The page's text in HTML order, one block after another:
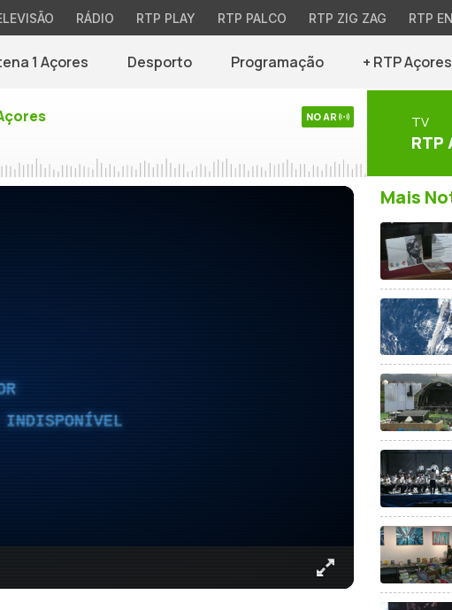
RÁDIO RTP PLAY RTP PALCO RTP ZIG ZAG RTP
1 Açores Desporto Programação + RTP Açores
NO AR TV
RTP
INDISPONÍVEL
Mais